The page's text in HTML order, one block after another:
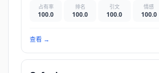
占有率
100.0
排名
100.0
引文
100.0
情感
100.0
查看 →